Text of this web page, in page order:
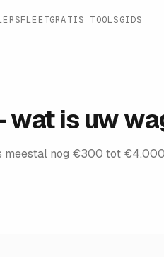
FLEETGRATIS TOOLSGIDS
is uw
meestal nog €300 tot